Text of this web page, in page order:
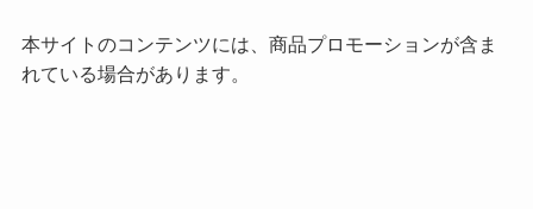
本サイトのコンテンツには、商品プロモーションが含ま
れている場合があります。